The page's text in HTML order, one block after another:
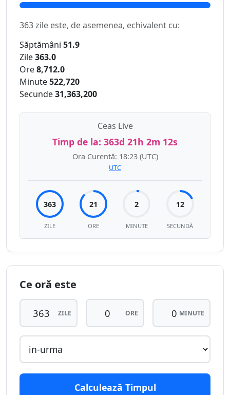
363 zile este, de asemenea, echivalent cu:
Săptămâni 51.9
Zile363.0
Ore8,712.0
Minute522,720
Secunde31,363,200
Ceas Live
Timp de la: 363d 21h 2m 12s
Ora Curentă: 18:23 (UTC)
UTC
363
ZILE
21
ORE
2
MINUTE
12
SECUNDĂ
Ce oră este
ZILE ORE MINUTE
Calculează Timpul